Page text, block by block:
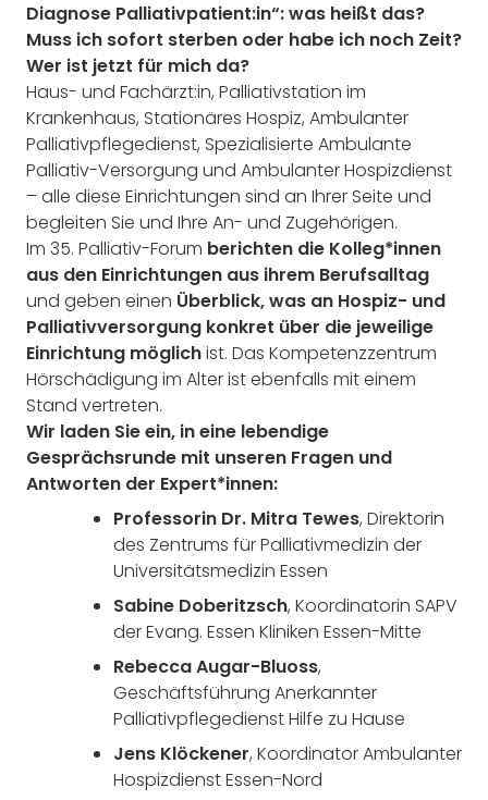
Diagnose Palliativpatient:in“: was heißt das?
Muss ich sofort sterben oder habe ich noch Zeit?
Wer ist jetzt für mich da?
Haus- und Fachärzt:in, Palliativstation im
Krankenhaus, Stationäres Hospiz, Ambulanter
Palliativpflegedienst, Spezialisierte Ambulante
Palliativ-Versorgung und Ambulanter Hospizdienst
– alle diese Einrichtungen sind an Ihrer Seite und
begleiten Sie und Ihre An- und Zugehörigen.
Im 35. Palliativ-Forum berichten die Kolleg*innen
aus den Einrichtungen aus ihrem Berufsalltag
und geben einen Überblick, was an Hospiz- und
Palliativversorgung konkret über die jeweilige
Einrichtung möglichist. Das Kompetenzzentrum
Hörschädigung im Alter ist ebenfalls mit einem
Stand vertreten.
Wir laden Sie ein, in eine lebendige
Gesprächsrunde mit unseren Fragen und
Antworten der Expert*innen:
Professorin Dr. Mitra Tewes, Direktorin
des Zentrums für Palliativmedizin der
Universitätsmedizin Essen
Sabine Doberitzsch, Koordinatorin SAPV
der Evang. Essen Kliniken Essen-Mitte
Rebecca Augar-Bluoss,
Geschäftsführung Anerkannter
Palliativpflegedienst Hilfe zu Hause
Jens Klöckener, Koordinator Ambulanter
Hospizdienst Essen-Nord